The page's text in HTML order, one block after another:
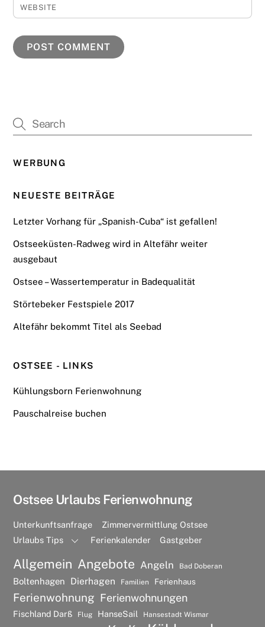
WEBSITE
WERBUNG
NEUESTE BEITRÄGE
Letzter Vorhang für „Spanish-Cuba“ ist gefallen!
Ostseeküsten-Radweg wird in Altefähr weiter
ausgebaut
Ostsee – Wassertemperatur in Badequalität
Störtebeker Festspiele 2017
Altefähr bekommt Titel als Seebad
OSTSEE - LINKS
Kühlungsborn Ferienwohnung
Pauschalreise buchen
Ostsee Urlaubs Ferienwohnung
Unterkunftsanfrage
Zimmervermittlung Ostsee
Urlaubs Tips
Ferienkalender Gastgeber
Allgemein Angebote Angeln Bad Doberan
Boltenhagen Dierhagen Familien Ferienhaus
Ferienwohnung Ferienwohnungen
Fischland Darß Flug HanseSail Hansestadt Wismar